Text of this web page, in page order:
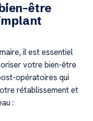
être
il est essentiel
votre bien-être
opératoires qui
rétablissement et
: